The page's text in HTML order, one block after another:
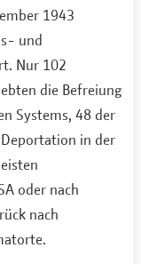
1943
und
Nur 102
die Befreiung
Systems, 48 der
in der
oder nach
nach